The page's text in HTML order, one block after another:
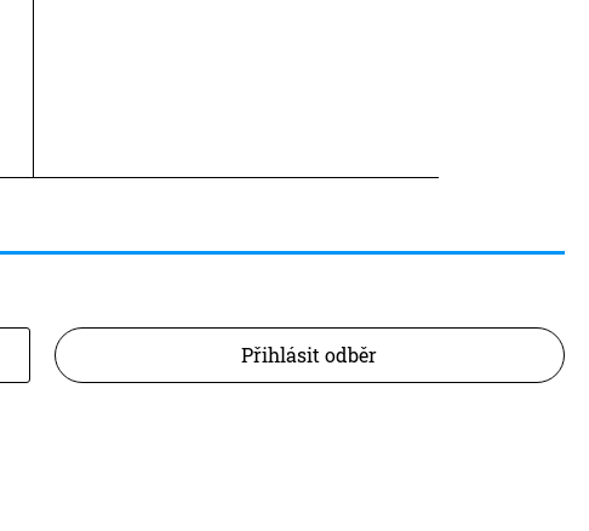
Přihlásit odběr